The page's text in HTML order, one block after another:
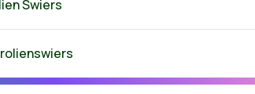
Swiers